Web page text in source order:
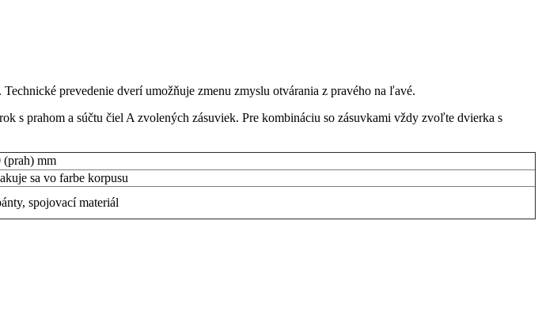
prevedenie dverí umožňuje zmenu zmyslu otvárania z pravého na ľavé.
s prahom a súčtu čiel A zvolených zásuviek. Pre kombináciu so zásuvkami vždy zvoľte dvierka s
(prah) mm
sa vo farbe korpusu
spojovací materiál